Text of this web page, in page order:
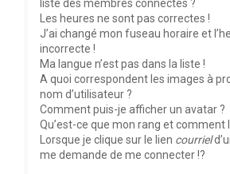
liste des membres connectés ?
Les heures ne sont pas correctes !
J’ai changé mon fuseau horaire et
incorrecte !
Ma langue n’est pas dans la liste !
A quoi correspondent les images à
nom d’utilisateur ?
Comment puis-je afficher un avatar ?
Qu’est-ce que mon rang et comment
Lorsque je clique sur le lien courriel
me demande de me connecter !?